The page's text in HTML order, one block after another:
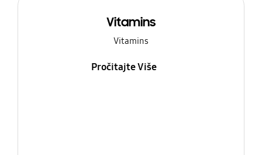
Vitamins
Vitamins
Pročitajte Više